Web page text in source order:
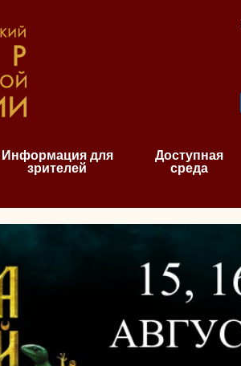
Информация для
зрителей
Доступная
среда